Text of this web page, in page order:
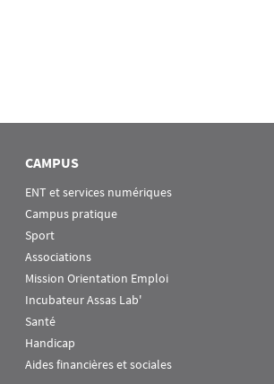
CAMPUS
ENT et services numériques
Campus pratique
Sport
Associations
Mission Orientation Emploi
Incubateur Assas Lab'
Santé
Handicap
Aides financières et sociales